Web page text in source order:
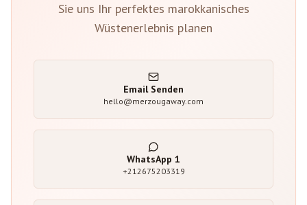
Sie uns Ihr perfektes marokkanisches
Wüstenerlebnis planen
Email Senden
hello@merzougaway.com
WhatsApp 1
+212675203319